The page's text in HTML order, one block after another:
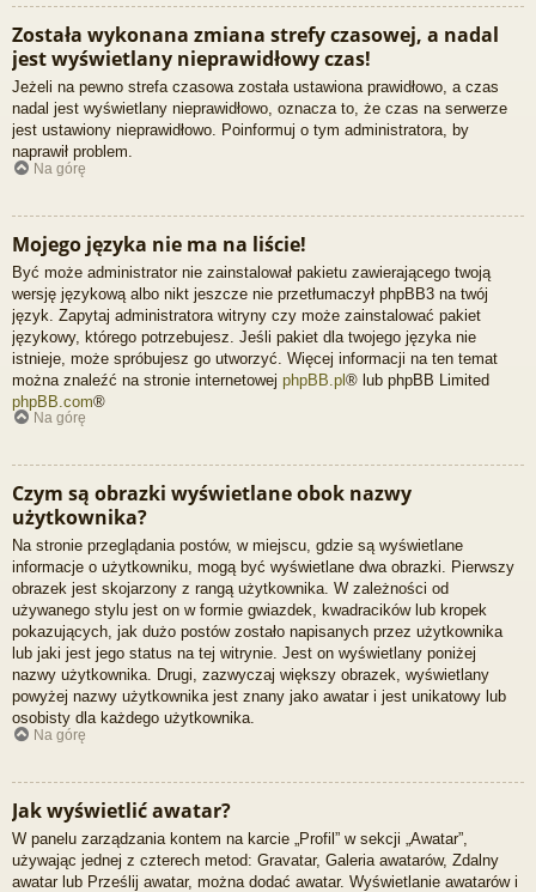
Została wykonana zmiana strefy czasowej, a nadal
jest wyświetlany nieprawidłowy czas!
Jeżeli na pewno strefa czasowa została ustawiona prawidłowo, a czas
nadal jest wyświetlany nieprawidłowo, oznacza to, że czas na serwerze
jest ustawiony nieprawidłowo. Poinformuj o tym administratora, by
naprawił problem.
Na górę
Mojego języka nie ma na liście!
Być może administrator nie zainstalował pakietu zawierającego twoją
wersję językową albo nikt jeszcze nie przetłumaczył phpBB3 na twój
język. Zapytaj administratora witryny czy może zainstalować pakiet
językowy, którego potrzebujesz. Jeśli pakiet dla twojego języka nie
istnieje, może spróbujesz go utworzyć. Więcej informacji na ten temat
można znaleźć na stronie internetowej phpBB.pl ® lub phpBB Limited
phpBB.com®
Na górę
Czym są obrazki wyświetlane obok nazwy
użytkownika?
Na stronie przeglądania postów, w miejscu, gdzie są wyświetlane
informacje o użytkowniku, mogą być wyświetlane dwa obrazki. Pierwszy
obrazek jest skojarzony z rangą użytkownika. W zależności od
używanego stylu jest on w formie gwiazdek, kwadracików lub kropek
pokazujących, jak dużo postów zostało napisanych przez użytkownika
lub jaki jest jego status na tej witrynie. Jest on wyświetlany poniżej
nazwy użytkownika. Drugi, zazwyczaj większy obrazek, wyświetlany
powyżej nazwy użytkownika jest znany jako awatar i jest unikatowy lub
osobisty dla każdego użytkownika.
Na górę
Jak wyświetlić awatar?
W panelu zarządzania kontem na karcie „Profil” w sekcji „Awatar”,
używając jednej z czterech metod: Gravatar, Galeria awatarów, Zdalny
awatar lub Prześlij awatar, można dodać awatar. Wyświetlanie awatarów i